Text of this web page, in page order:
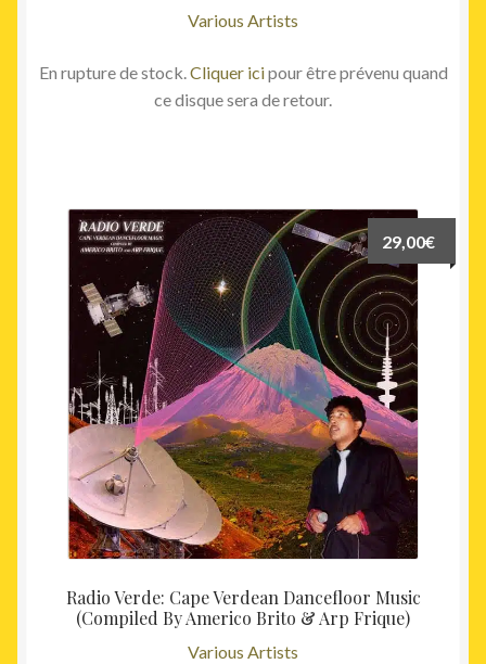
Various Artists
En rupture de stock. Cliquer icipour être prévenu quand
ce disque sera de retour.
Radio Verde: Cape Verdean Dancefloor Music
(Compiled By Americo Brito & Arp Frique)
Various Artists
29,00€